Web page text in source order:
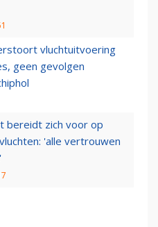
vluchtuitvoering
geen gevolgen
bereidt zich voor op
'alle vertrouwen